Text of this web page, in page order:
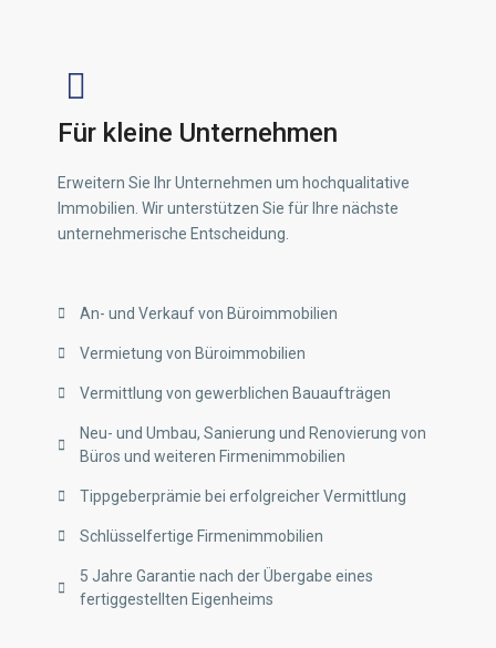
Für kleine Unternehmen
Erweitern Sie Ihr Unternehmen um hochqualitative
Immobilien. Wir unterstützen Sie für Ihre nächste
unternehmerische Entscheidung.
An- und Verkauf von Büroimmobilien
Vermietung von Büroimmobilien
Vermittlung von gewerblichen Bauaufträgen
Neu- und Umbau, Sanierung und Renovierung von
Büros und weiteren Firmenimmobilien
Tippgeberprämie bei erfolgreicher Vermittlung
Schlüsselfertige Firmenimmobilien
5 Jahre Garantie nach der Übergabe eines
fertiggestellten Eigenheims